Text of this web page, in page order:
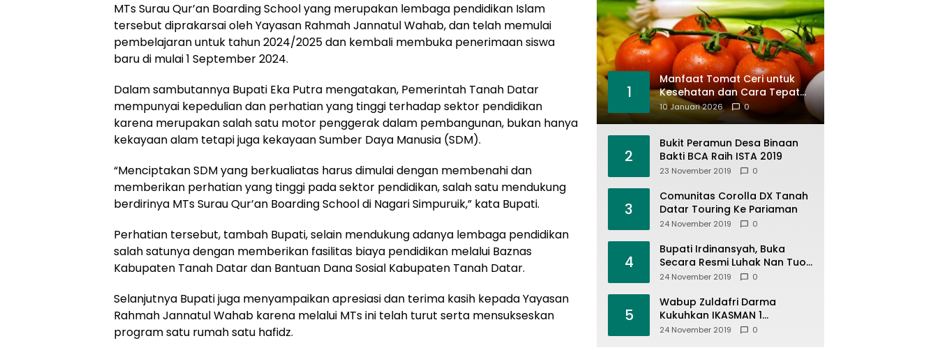
MTs Surau Qur’an Boarding School yang merupakan lembaga pendidikan Islam
tersebut diprakarsai oleh Yayasan Rahmah Jannatul Wahab, dan telah memulai
pembelajaran untuk tahun 2024/2025 dan kembali membuka penerimaan siswa
baru di mulai 1 September 2024.
Dalam sambutannya Bupati Eka Putra mengatakan, Pemerintah Tanah Datar
mempunyai kepedulian dan perhatian yang tinggi terhadap sektor pendidikan
karena merupakan salah satu motor penggerak dalam pembangunan, bukan hanya
kekayaan alam tetapi juga kekayaan Sumber Daya Manusia (SDM).
“Menciptakan SDM yang berkualiatas harus dimulai dengan membenahi dan
memberikan perhatian yang tinggi pada sektor pendidikan, salah satu mendukung
berdirinya MTs Surau Qur’an Boarding School di Nagari Simpuruik,” kata Bupati.
Perhatian tersebut, tambah Bupati, selain mendukung adanya lembaga pendidikan
salah satunya dengan memberikan fasilitas biaya pendidikan melalui Baznas
Kabupaten Tanah Datar dan Bantuan Dana Sosial Kabupaten Tanah Datar.
Selanjutnya Bupati juga menyampaikan apresiasi dan terima kasih kepada Yayasan
Rahmah Jannatul Wahab karena melalui MTs ini telah turut serta mensukseskan
program satu rumah satu hafidz.
1
Manfaat Tomat Ceri untuk
Kesehatan dan Cara Tepat
Mengonsumsinya
10 Januari 2026 0
2
Bukit Peramun Desa Binaan
Bakti BCA Raih ISTA 2019
23 November 2019 0
3
Comunitas Corolla DX Tanah
Datar Touring Ke Pariaman
24 November 2019 0
4
Bupati Irdinansyah, Buka
Secara Resmi Luhak Nan Tuo
Wirabraja Adventure Offroad
24 November 2019 0
5
Wabup Zuldafri Darma
Kukuhkan IKASMAN 1
Pariangan Se Jabodetabek
24 November 2019 0